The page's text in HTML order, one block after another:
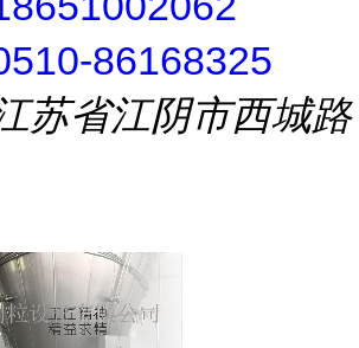
86168325
苏省江阴市西城路